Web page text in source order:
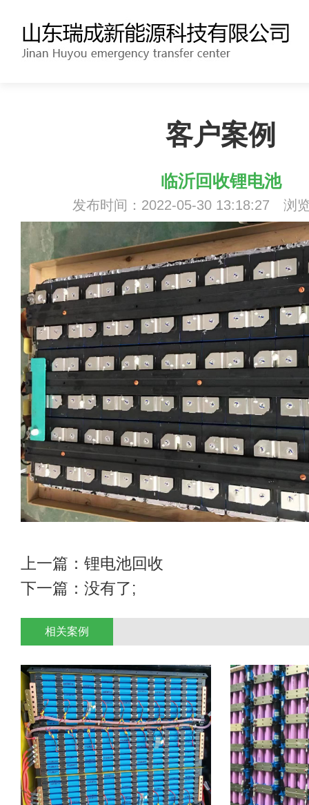
客户案例
临沂回收锂电池
发布时间：2022-05-30 13:18:27 浏
上一篇： 锂电池回收
下一篇：没有了;
相关案例